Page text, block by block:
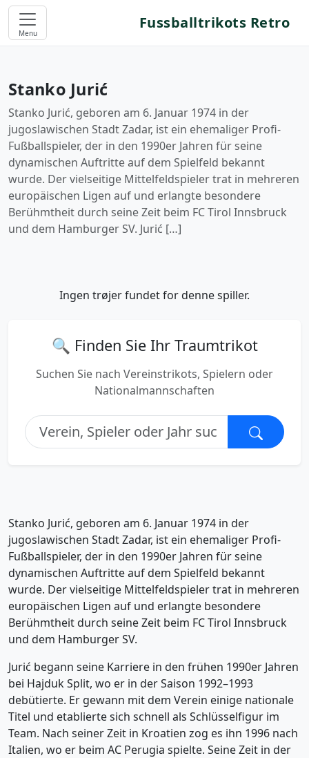
Menu
Fussballtrikots Retro
Stanko Jurić
Stanko Jurić, geboren am 6. Januar 1974 in der
jugoslawischen Stadt Zadar, ist ein ehemaliger Profi-
Fußballspieler, der in den 1990er Jahren für seine
dynamischen Auftritte auf dem Spielfeld bekannt
wurde. Der vielseitige Mittelfeldspieler trat in mehreren
europäischen Ligen auf und erlangte besondere
Berühmtheit durch seine Zeit beim FC Tirol Innsbruck
und dem Hamburger SV. Jurić […]
Ingen trøjer fundet for denne spiller.
🔍 Finden Sie Ihr Traumtrikot
Suchen Sie nach Vereinstrikots, Spielern oder
Nationalmannschaften
Stanko Jurić, geboren am 6. Januar 1974 in der
jugoslawischen Stadt Zadar, ist ein ehemaliger Profi-
Fußballspieler, der in den 1990er Jahren für seine
dynamischen Auftritte auf dem Spielfeld bekannt
wurde. Der vielseitige Mittelfeldspieler trat in mehreren
europäischen Ligen auf und erlangte besondere
Berühmtheit durch seine Zeit beim FC Tirol Innsbruck
und dem Hamburger SV.
Jurić begann seine Karriere in den frühen 1990er Jahren
bei Hajduk Split, wo er in der Saison 1992–1993
debütierte. Er gewann mit dem Verein einige nationale
Titel und etablierte sich schnell als Schlüsselfigur im
Team. Nach seiner Zeit in Kroatien zog es ihn 1996 nach
Italien, wo er beim AC Perugia spielte. Seine Zeit in der